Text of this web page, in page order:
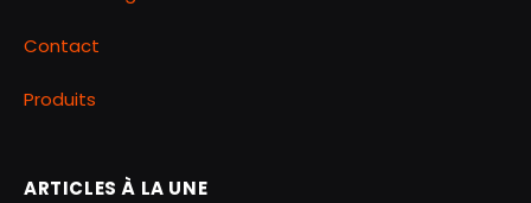
Contact
Produits
ARTICLES À LA UNE